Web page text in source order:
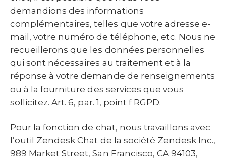
demandions des informations
complémentaires, telles que votre adresse e-
mail, votre numéro de téléphone, etc. Nous ne
recueillerons que les données personnelles
qui sont nécessaires au traitement et à la
réponse à votre demande de renseignements
ou à la fourniture des services que vous
sollicitez. Art. 6, par. 1, point f RGPD.
Pour la fonction de chat, nous travaillons avec
l’outil Zendesk Chat de la société Zendesk Inc.,
989 Market Street, San Francisco, CA 94103,